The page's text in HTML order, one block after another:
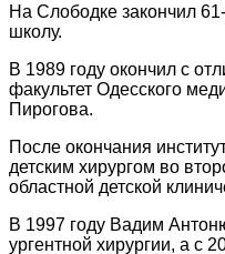
На Слободке закончил
школу.
В 1989 году окончил с
факультет Одесского
Пирогова.
После окончания
детским хирургом во
областной детской
В 1997 году Вадим
ургентной хирургии, а с